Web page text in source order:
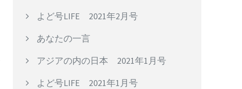
よど号LIFE 2021年2月号
あなたの一言
アジアの内の日本 2021年1月号
よど号LIFE 2021年1月号